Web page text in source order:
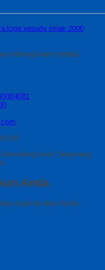
toga wisuda sejak 2000
hubungi kami melalui
Kota Tangerang
Anda
login ke akun Anda.